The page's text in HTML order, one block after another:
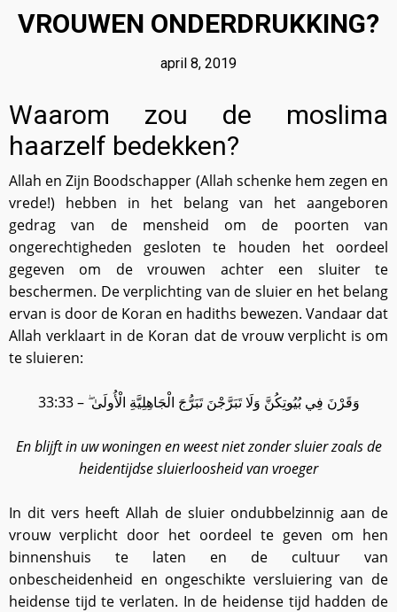
VROUWEN ONDERDRUKKING?
april 8, 2019
Waarom zou de moslima
haarzelf bedekken?
Allah en Zijn Boodschapper (Allah schenke hem zegen en
vrede!) hebben in het belang van het aangeboren
gedrag van de mensheid om de poorten van
ongerechtigheden gesloten te houden het oordeel
gegeven om de vrouwen achter een sluiter te
beschermen. De verplichting van de sluier en het belang
ervan is door de Koran en hadiths bewezen. Vandaar dat
Allah verklaart in de Koran dat de vrouw verplicht is om
te sluieren:
وَقَرْنَ فِي بُيُوتِكُنَّ وَلَا تَبَرَّجْنَ تَبَرُّجَ الْجَاهِلِيَّةِ الْأُولَىٰ ۖ – 33:33
En blijft in uw woningen en weest niet zonder sluier zoals de
heidentijdse sluierloosheid van vroeger
In dit vers heeft Allah de sluier ondubbelzinnig aan de
vrouw verplicht door het oordeel te geven om hen
binnenshuis te laten en de cultuur van
onbescheidenheid en ongeschikte versluiering van de
heidense tijd te verlaten. In de heidense tijd hadden de